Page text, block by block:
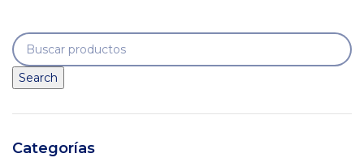
Search
Categorías
$35,900.$25,900.